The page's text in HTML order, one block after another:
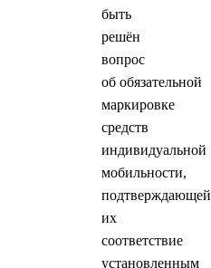
быть
решён
вопрос
об обязательной
маркировке
средств
индивидуальной
мобильности,
подтверждающей
их
соответствие
установленным